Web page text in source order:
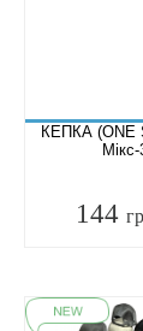
КЕПКА (ONE
144